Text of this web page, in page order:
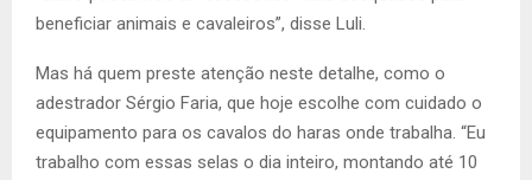
beneficiar animais e cavaleiros”, disse Luli.
Mas há quem preste atenção neste detalhe, como o
adestrador Sérgio Faria, que hoje escolhe com cuidado o
equipamento para os cavalos do haras onde trabalha. “Eu
trabalho com essas selas o dia inteiro, montando até 10